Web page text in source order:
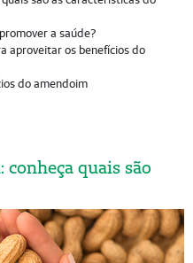
a saúde?
aproveitar os benefícios do
do amendoim
quais são